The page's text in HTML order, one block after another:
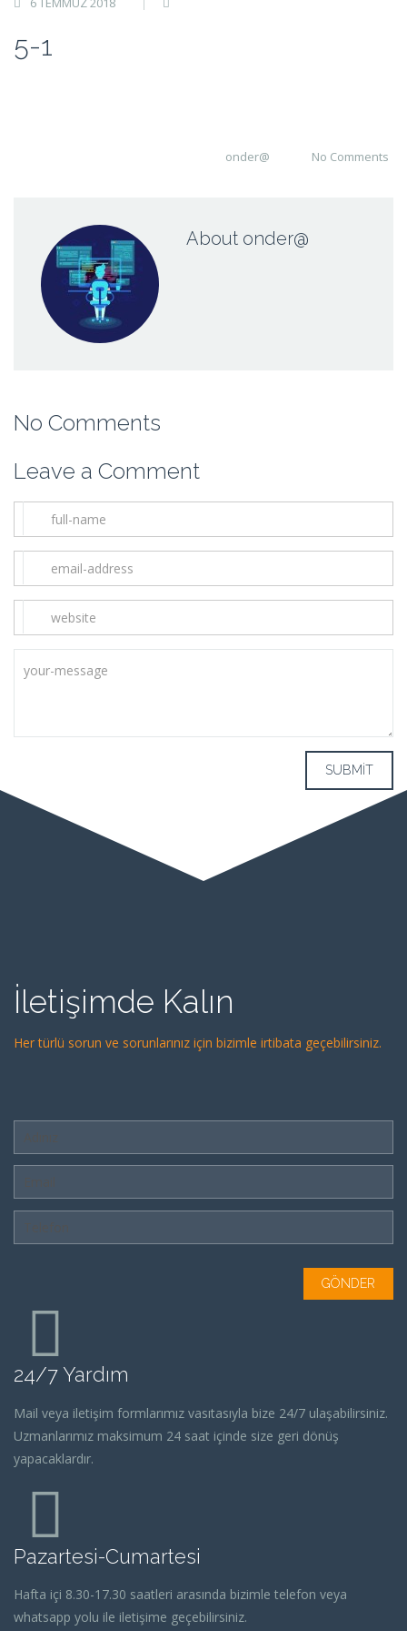
5-1
onder@ No Comments
About onder@
No Comments
Leave a Comment
İletişimde Kalın
Her türlü sorun ve sorunlarınız için bizimle irtibata geçebilirsiniz.
24/7 Yardım
Mail veya iletişim formlarımız vasıtasıyla bize 24/7 ulaşabilirsiniz.
Uzmanlarımız maksimum 24 saat içinde size geri dönüş
yapacaklardır.
Pazartesi-Cumartesi
Hafta içi 8.30-17.30 saatleri arasında bizimle telefon veya
whatsapp yolu ile iletişime geçebilirsiniz.